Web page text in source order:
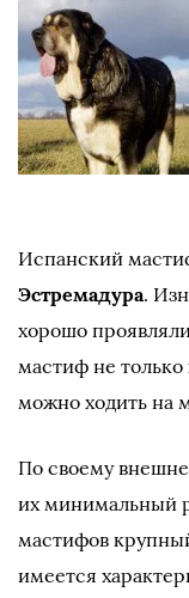
Испанский
Эстремадура.
хорошо
мастиф не
можно ходить на
По своему
их минимальный
мастифов
имеется